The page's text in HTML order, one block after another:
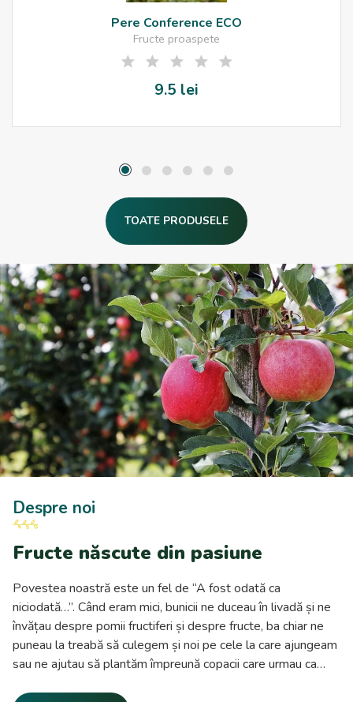
Pere Conference ECO
Fructe proaspete
9.5 lei
TOATE PRODUSELE
Despre noi
Fructe născute din pasiune
Povestea noastră este un fel de “A fost odată ca
niciodată…”. Când eram mici, bunicii ne duceau în livadă și ne
învățau despre pomii fructiferi și despre fructe, ba chiar ne
puneau la treabă să culegem și noi pe cele la care ajungeam
sau ne ajutau să plantăm împreună copacii care urmau ca